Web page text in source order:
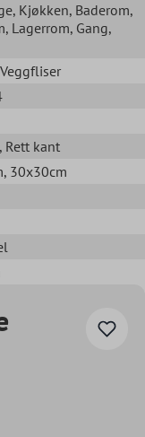
, Kjøkken, Baderom,
, Lagerrom, Gang,
, Rett kant
, 30x30cm